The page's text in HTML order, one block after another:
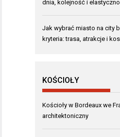
dnia, kolejność i
Jak wybrać miasto na city
kryteria: trasa, atrakcje i
KOŚCIOŁY
Kościoły w Bordeaux we
architektoniczny